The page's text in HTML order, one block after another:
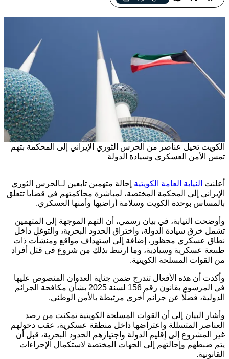
الكويت تحيل عناصر من الحرس الثوري الإيراني إلى المحكمة بتهم
تمس الأمن العسكري وسيادة الدولة
أعلنت النيابة العامة الكويتية إحالة متهمين تابعين لـالحرس الثوري
الإيراني إلى المحكمة المختصة، لمباشرة محاكمتهم في قضايا تتعلق
بالمساس بوحدة الكويت وسلامة أراضيها وأمنها العسكري.
وأوضحت النيابة، في بيان رسمي، أن التهم الموجهة إلى المتهمين
تشمل خرق سيادة الدولة، واختراق الحدود البحرية، والتوغل داخل
نطاق عسكري محظور، إضافة إلى استهداف مواقع ومنشآت ذات
طبيعة عسكرية وسيادية، وما ارتبط بذلك من شروع في قتل أفراد
من القوات المسلحة الكويتية.
وأكدت أن هذه الأفعال تندرج ضمن جناية العدوان المنصوص عليها
في المرسوم بقانون رقم 156 لسنة 2025 بشأن مكافحة الجرائم
الدولية، فضلًا عن جرائم أخرى مرتبطة بالأمن الوطني.
وأشار البيان إلى أن القوات المسلحة الكويتية تمكنت من رصد
العناصر المتسللة واعتراضها داخل منطقة عسكرية، عقب دخولهم
غير المشروع إلى إقليم الدولة واجتيازهم الحدود البحرية، قبل أن
يتم ضبطهم وإحالتهم إلى الجهات المختصة لاستكمال الإجراءات
القانونية.